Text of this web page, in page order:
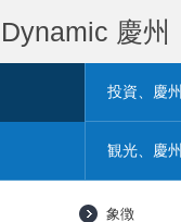
Dynamic 慶州
象徴
投資、慶州
観光、慶州